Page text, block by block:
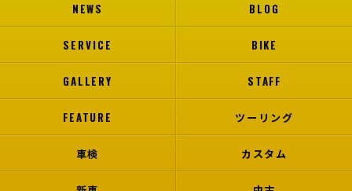
NEWS BLOG
SERVICE BIKE
GALLERY STAFF
FEATURE ツーリング
車検 カスタム